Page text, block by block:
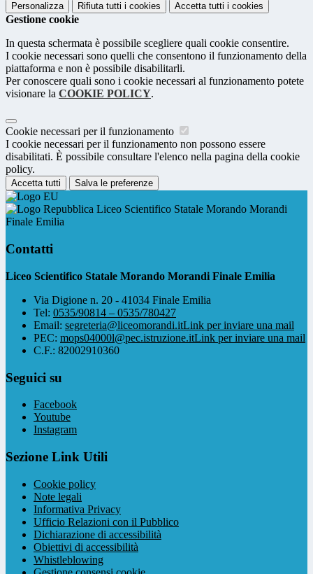
Personalizza Rifiuta tutti i cookies Accetta tutti i cookies
Gestione cookie
In questa schermata è possibile scegliere quali cookie consentire.
I cookie necessari sono quelli che consentono il funzionamento della
piattaforma e non è possibile disabilitarli.
Per conoscere quali sono i cookie necessari al funzionamento potete
visionare la COOKIE POLICY.
Cookie necessari per il funzionamento
I cookie necessari per il funzionamento non possono essere
disabilitati. È possibile consultare l'elenco nella pagina della cookie
policy.
Accetta tutti Salva le preferenze
Liceo Scientifico Statale Morando Morandi
Finale Emilia
Contatti
Liceo Scientifico Statale Morando Morandi Finale Emilia
Via Digione n. 20 - 41034 Finale Emilia
Tel: 0535/90814 – 0535/780427
Email: segreteria@liceomorandi.itLink per inviare una mail
PEC: mops04000l@pec.istruzione.itLink per inviare una mail
C.F.: 82002910360
Seguici su
Facebook
Youtube
Instagram
Sezione Link Utili
Cookie policy
Note legali
Informativa Privacy
Ufficio Relazioni con il Pubblico
Dichiarazione di accessibilità
Obiettivi di accessibilità
Whistleblowing